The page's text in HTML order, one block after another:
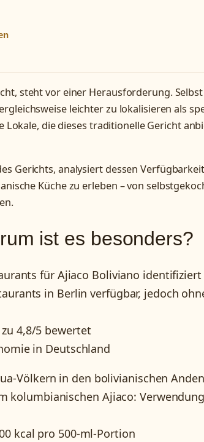
steht vor einer Herausforderung. Selbst
leichter zu lokalisieren als
Lokale, die dieses traditionelle Gericht
Gerichts, analysiert dessen
Küche zu erleben – von
ist es besonders?
für Ajiaco Boliviano identifiziert
in Berlin verfügbar, jedoch
4,8/5 bewertet
in Deutschland
Völkern in den bolivianischen Anden
kolumbianischen Ajiaco:
kcal pro 500-ml-Portion